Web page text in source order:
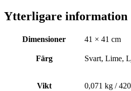
Ytterligare information
Dimensioner 41 × 41 cm
Färg Svart, Lime,
Vikt 0,071 kg /